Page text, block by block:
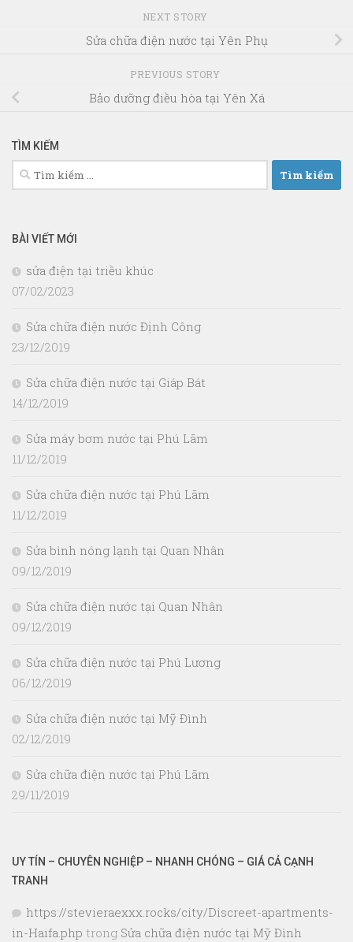
NEXT STORY
Sửa chữa điện nước tại Yên Phụ
PREVIOUS STORY
Bảo dưỡng điều hòa tại Yên Xá
TÌM KIẾM
Tìm
kiếm
BÀI VIẾT MỚI
sửa điện tại triều khúc
07/02/2023
Sửa chữa điện nước Định Công
23/12/2019
Sửa chữa điện nước tại Giáp Bát
14/12/2019
Sửa máy bơm nước tại Phú Lãm
11/12/2019
Sửa chữa điện nước tại Phú Lãm
11/12/2019
Sửa bình nóng lạnh tại Quan Nhân
09/12/2019
Sửa chữa điện nước tại Quan Nhân
09/12/2019
Sửa chữa điện nước tại Phú Lương
06/12/2019
Sửa chữa điện nước tại Mỹ Đình
02/12/2019
Sửa chữa điện nước tại Phú Lãm
29/11/2019
UY TÍN – CHUYÊN NGHIỆP – NHANH CHÓNG – GIÁ CẢ CẠNH
TRANH
https://stevieraexxx.rocks/city/Discreet-apartments-
in-Haifa.php trong Sửa chữa điện nước tại Mỹ Đình